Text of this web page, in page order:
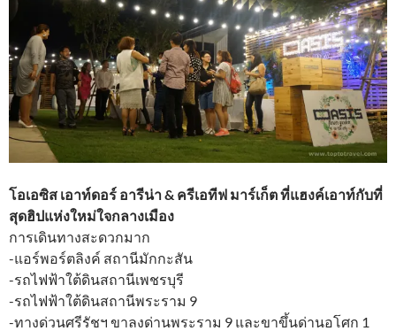
โอเอซิส เอาท์ดอร์ อารีน่า & ครีเอทีฟ มาร์เก็ต ที่แฮงค์เอาท์กับที่
สุดฮิปแห่งใหม่ใจกลางเมือง
การเดินทางสะดวกมาก
-แอร์พอร์ตลิงค์ สถานีมักกะสัน
-รถไฟฟ้าใต้ดินสถานีเพชรบุรี
-รถไฟฟ้าใต้ดินสถานีพระราม 9
-ทางด่วนศรีรัชฯ ขาลงด่านพระราม 9 และขาขึ้นด่านอโศก 1